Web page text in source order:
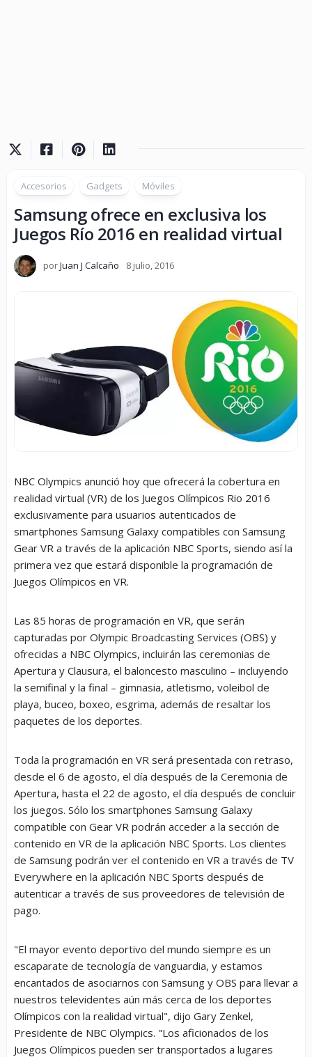
Accesorios Gadgets Móviles
Samsung ofrece en exclusiva los
Juegos Río 2016 en realidad virtual
porJuan J Calcaño 8 julio, 2016
NBC Olympics anunció hoy que ofrecerá la cobertura en
realidad virtual (VR) de los Juegos Olímpicos Rio 2016
exclusivamente para usuarios autenticados de
smartphones Samsung Galaxy compatibles con Samsung
Gear VR a través de la aplicación NBC Sports, siendo así la
primera vez que estará disponible la programación de
Juegos Olímpicos en VR.
Las 85 horas de programación en VR, que serán
capturadas por Olympic Broadcasting Services (OBS) y
ofrecidas a NBC Olympics, incluirán las ceremonias de
Apertura y Clausura, el baloncesto masculino – incluyendo
la semifinal y la final – gimnasia, atletismo, voleibol de
playa, buceo, boxeo, esgrima, además de resaltar los
paquetes de los deportes.
Toda la programación en VR será presentada con retraso,
desde el 6 de agosto, el día después de la Ceremonia de
Apertura, hasta el 22 de agosto, el día después de concluir
los juegos. Sólo los smartphones Samsung Galaxy
compatible con Gear VR podrán acceder a la sección de
contenido en VR de la aplicación NBC Sports. Los clientes
de Samsung podrán ver el contenido en VR a través de TV
Everywhere en la aplicación NBC Sports después de
autenticar a través de sus proveedores de televisión de
pago.
"El mayor evento deportivo del mundo siempre es un
escaparate de tecnología de vanguardia, y estamos
encantados de asociarnos con Samsung y OBS para llevar a
nuestros televidentes aún más cerca de los deportes
Olímpicos con la realidad virtual", dijo Gary Zenkel,
Presidente de NBC Olympics. "Los aficionados de los
Juegos Olímpicos pueden ser transportados a lugares